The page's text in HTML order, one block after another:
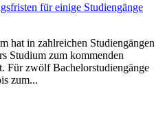
für einige Studiengänge
hat in zahlreichen Studiengängen
Studium zum kommenden
Für zwölf Bachelorstudiengänge
zum...